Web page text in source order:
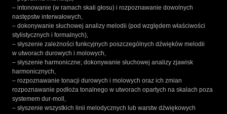
– intonowanie (w ramach skali głosu) i rozpoznawanie dowolnych
następstw interwałowych,
– dokonywanie słuchowej analizy melodii (pod względem właściwości
stylistycznych i formalnych),
– słyszenie zależności funkcyjnych poszczególnych dźwięków melodii
w utworach durowych i molowych,
– słyszenie harmoniczne; dokonywanie słuchowej analizy zjawisk
harmonicznych,
– rozpoznawanie tonacji durowych i molowych oraz ich zmian
rozpoznawanie podłoża tonalnego w utworach opartych na skalach poza
systemem dur-moll,
– słyszenie wszystkich linii melodycznych lub warstw dźwiękowych